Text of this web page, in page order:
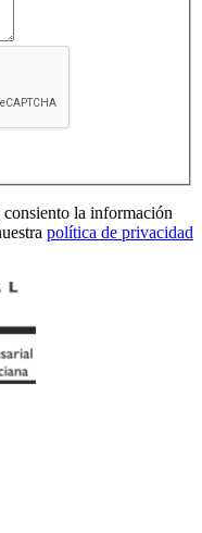
la información
política de privacidad